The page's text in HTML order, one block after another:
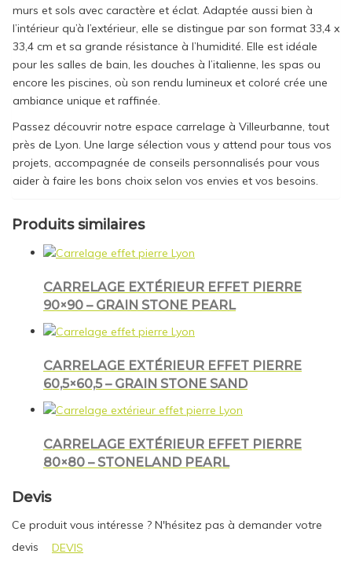
murs et sols avec caractère et éclat. Adaptée aussi bien à
l’intérieur qu’à l’extérieur, elle se distingue par son format 33,4 x
33,4 cm et sa grande résistance à l’humidité. Elle est idéale
pour les salles de bain, les douches à l’italienne, les spas ou
encore les piscines, où son rendu lumineux et coloré crée une
ambiance unique et raffinée.
Passez découvrir notre espace carrelage à Villeurbanne, tout
près de Lyon. Une large sélection vous y attend pour tous vos
projets, accompagnée de conseils personnalisés pour vous
aider à faire les bons choix selon vos envies et vos besoins.
Produits similaires
CARRELAGE EXTÉRIEUR EFFET PIERRE
90×90 – GRAIN STONE PEARL
CARRELAGE EXTÉRIEUR EFFET PIERRE
60,5×60,5 – GRAIN STONE SAND
CARRELAGE EXTÉRIEUR EFFET PIERRE
80×80 – STONELAND PEARL
Devis
Ce produit vous intéresse ? N'hésitez pas à demander votre
devis
DEVIS